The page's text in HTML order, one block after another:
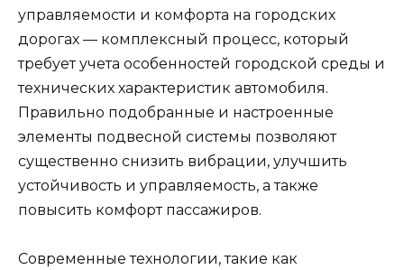
управляемости и комфорта на городских
дорогах — комплексный процесс, который
требует учета особенностей городской среды и
технических характеристик автомобиля.
Правильно подобранные и настроенные
элементы подвесной системы позволяют
существенно снизить вибрации, улучшить
устойчивость и управляемость, а также
повысить комфорт пассажиров.
Современные технологии, такие как